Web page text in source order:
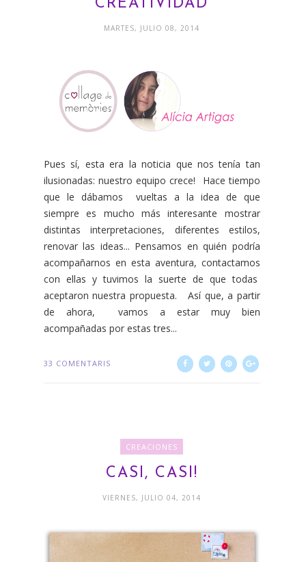
CREATIVIDAD
MARTES, JULIO 08, 2014
Pues sí, esta era la noticia que nos tenía tan
ilusionadas: nuestro equipo crece! Hace tiempo
que le dábamos vueltas a la idea de que
siempre es mucho más interesante mostrar
distintas interpretaciones, diferentes estilos,
renovar las ideas... Pensamos en quién podría
acompañarnos en esta aventura, contactamos
con ellas y tuvimos la suerte de que todas
aceptaron nuestra propuesta. Así que, a partir
de ahora, vamos a estar muy bien
acompañadas por estas tres...
33 COMENTARIS
CREACIONES
CASI, CASI!
VIERNES, JULIO 04, 2014